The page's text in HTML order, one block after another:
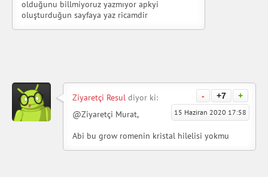
olduğunu billmiyoruz yazmıyor apkyi
oluşturduğun sayfaya yaz ricamdir
- +7 +
Ziyaretçi Resul diyor ki:
15 Haziran 2020 17:58
@Ziyaretçi Murat,
Abi bu grow romenin kristal hilelisi yokmu